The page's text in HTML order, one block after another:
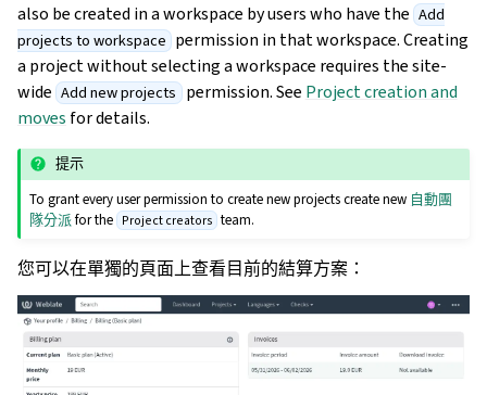
also be created in a workspace by users who have the Add
projects to workspace permission in that workspace. Creating
a project without selecting a workspace requires the site-
wide Add new projects permission. See Project creation and
moves for details.
提示
To grant every user permission to create new projects create new 自動團
隊分派for the Project creators team.
您可以在單獨的頁面上查看目前的結算方案：